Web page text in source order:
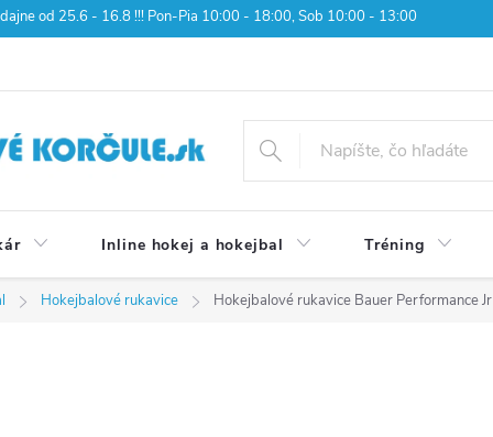
od 25.6 - 16.8 !!! Pon-Pia 10:00 - 18:00, Sob 10:00 - 13:00
Inline hokej a hokejbal Tréning
Hokejbalové rukavice Hokejbalové rukavice Bauer Performance Jr